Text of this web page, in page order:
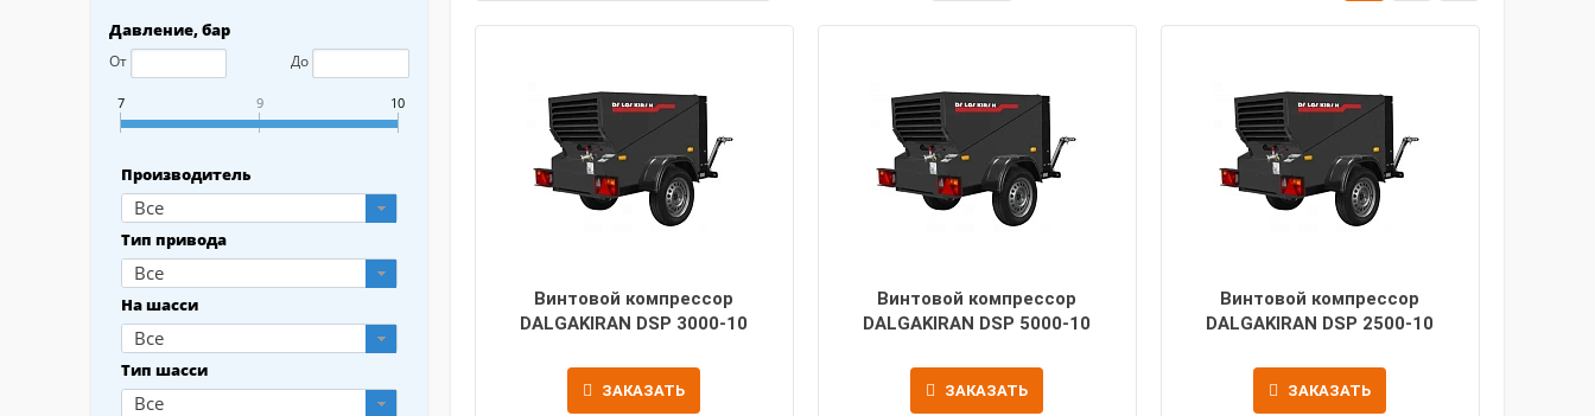
Давление, бар
От До
7 9 10
Производитель
Все
Тип привода
Все
На шасси
Все
Тип шасси
Все
Винтовой компрессор
DALGAKIRAN DSP 3000-10
ЗАКАЗАТЬ
Винтовой компрессор
DALGAKIRAN DSP 5000-10
ЗАКАЗАТЬ
Винтовой компрессор
DALGAKIRAN DSP 2500-10
ЗАКАЗАТЬ